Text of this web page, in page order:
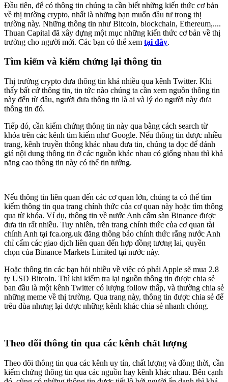
Đầu tiên, để có thông tin chúng ta cần biết những kiến thức cơ bản
về thị trường crypto, nhất là những bạn muốn đầu tư trong thị
trường này. Những thông tin như Bitcoin, blockchain, Ethereum,....
Thuan Capital đã xây dựng một mục những kiến thức cơ bản về thị
trường cho người mới. Các bạn có thể xem tại đây.
Tìm kiếm và kiểm chứng lại thông tin
Thị trường crypto đưa thông tin khá nhiều qua kênh Twitter. Khi
thấy bất cứ thông tin, tin tức nào chúng ta cần xem nguồn thông tin
này đến từ đâu, người đưa thông tin là ai và lý do người này đưa
thông tin đó.
Tiếp đó, cần kiểm chứng thông tin này qua bằng cách search từ
khóa trên các kênh tìm kiếm như Google. Nếu thông tin được nhiều
trang, kênh truyền thông khác nhau đưa tin, chúng ta đọc để đánh
giá nội dung thông tin ở các nguồn khác nhau có giống nhau thì khả
năng cao thông tin này có thể tin tưởng.
Nếu thông tin liên quan đến các cơ quan lớn, chúng ta có thể tìm
kiếm thông tin qua trang chính thức của cơ quan này hoặc tìm thông
qua từ khóa. Ví dụ, thông tin về nước Anh cấm sàn Binance được
đưa tin rất nhiều. Tuy nhiên, trên trang chính thức của cơ quan tài
chính Anh tại fca.org.uk đăng thông báo chính thức rằng nước Anh
chỉ cấm các giao dịch liên quan đến hợp đồng tương lai, quyền
chọn của Binance Markets Limited tại nước này.
Hoặc thông tin các bạn hỏi nhiều về việc có phải Apple sẽ mua 2.8
ty USD Bitcoin. Thì khi kiểm tra lại nguồn thông tin được chia sẻ
ban đầu là một kênh Twitter có lượng follow thấp, và thường chia sẻ
những meme về thị trường. Qua trang này, thông tin được chia sẻ để
trêu đùa nhưng lại được những kênh khác chia sẻ nhanh chóng.
Theo dõi thông tin qua các kênh chất lượng
Theo dõi thông tin qua các kênh uy tín, chất lượng và đồng thời, cần
kiểm chứng thông tin qua các nguồn hay kênh khác nhau. Bên cạnh